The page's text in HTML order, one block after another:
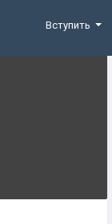
Вступить